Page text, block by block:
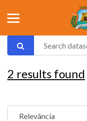
2 results found